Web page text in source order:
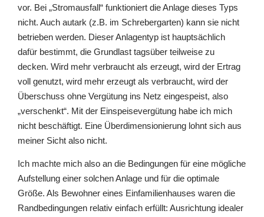
vor. Bei „Stromausfall“ funktioniert die Anlage dieses Typs
nicht. Auch autark (z.B. im Schrebergarten) kann sie nicht
betrieben werden. Dieser Anlagentyp ist hauptsächlich
dafür bestimmt, die Grundlast tagsüber teilweise zu
decken. Wird mehr verbraucht als erzeugt, wird der Ertrag
voll genutzt, wird mehr erzeugt als verbraucht, wird der
Überschuss ohne Vergütung ins Netz eingespeist, also
„verschenkt“. Mit der Einspeisevergütung habe ich mich
nicht beschäftigt. Eine Überdimensionierung lohnt sich aus
meiner Sicht also nicht.
Ich machte mich also an die Bedingungen für eine mögliche
Aufstellung einer solchen Anlage und für die optimale
Größe. Als Bewohner eines Einfamilienhauses waren die
Randbedingungen relativ einfach erfüllt: Ausrichtung idealer